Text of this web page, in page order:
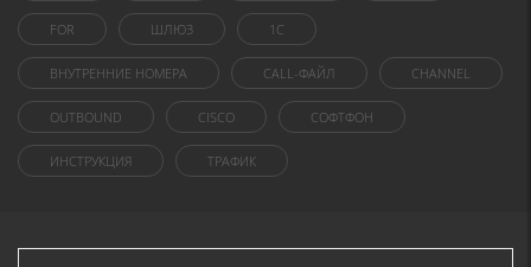
FOR ШЛЮЗ 1C
ВНУТРЕННИЕ НОМЕРА CALL-ФАЙЛ CHANNEL
OUTBOUND CISCO СОФТФОН
ИНСТРУКЦИЯ ТРАФИК